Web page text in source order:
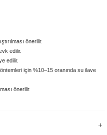
önerilir.
edilir.
edilir.
için %10–15 oranında su ilave
önerilir.